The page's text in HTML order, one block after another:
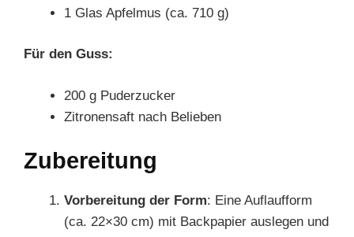
1 Glas Apfelmus (ca. 710 g)
Für den Guss:
200 g Puderzucker
Zitronensaft nach Belieben
Zubereitung
Vorbereitung der Form: Eine Auflaufform
(ca. 22×30 cm) mit Backpapier auslegen und